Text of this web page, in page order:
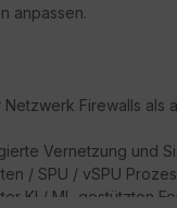
anpassen.
Firewalls als
Vernetzung und
/ SPU / vSPU
KI / ML-gestützten